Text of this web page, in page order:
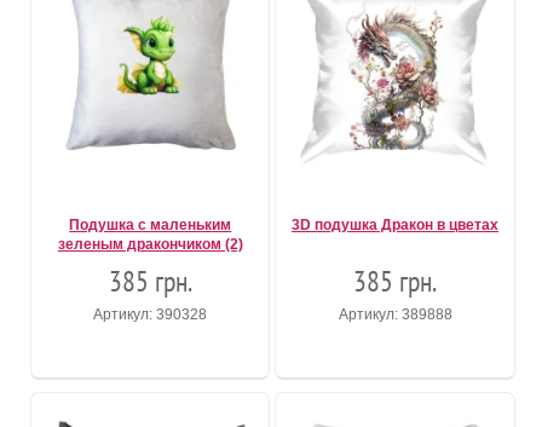
Подушка с маленьким
зеленым дракончиком (2)
385 грн.
Артикул: 390328
3D подушка Дракон в цветах
385 грн.
Артикул: 389888